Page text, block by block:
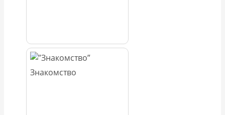
Знакомство